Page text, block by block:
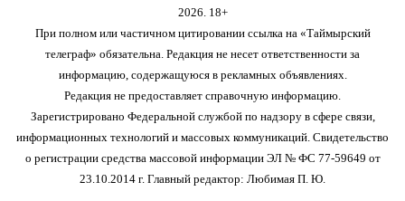
2026. 18+
При полном или частичном цитировании ссылка на «Таймырский
телеграф» обязательна. Редакция не несет ответственности за
информацию, содержащуюся в рекламных объявлениях.
Редакция не предоставляет справочную информацию.
Зарегистрировано Федеральной службой по надзору в сфере связи,
информационных технологий и массовых коммуникаций. Свидетельство
о регистрации средства массовой информации ЭЛ № ФС 77-59649 от
23.10.2014 г. Главный редактор: Любимая П. Ю.